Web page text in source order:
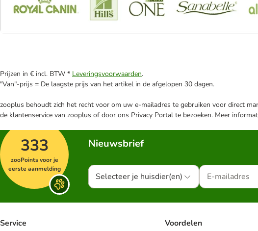
Prijzen in € incl. BTW * Leveringsvoorwaarden.
"Van"-prijs = De laagste prijs van het artikel in de afgelopen 30 dagen.
zooplus behoudt zich het recht voor om uw e-mailadres te gebruiken voor direct
de klantenservice van zooplus of door ons Privacy Portal te bezoeken. Meer
333
zooPoints voor je
eerste aanmelding
Nieuwsbrief
Selecteer je huisdier(en)
Service Voordelen